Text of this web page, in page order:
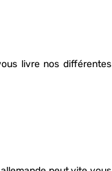
livre nos différentes